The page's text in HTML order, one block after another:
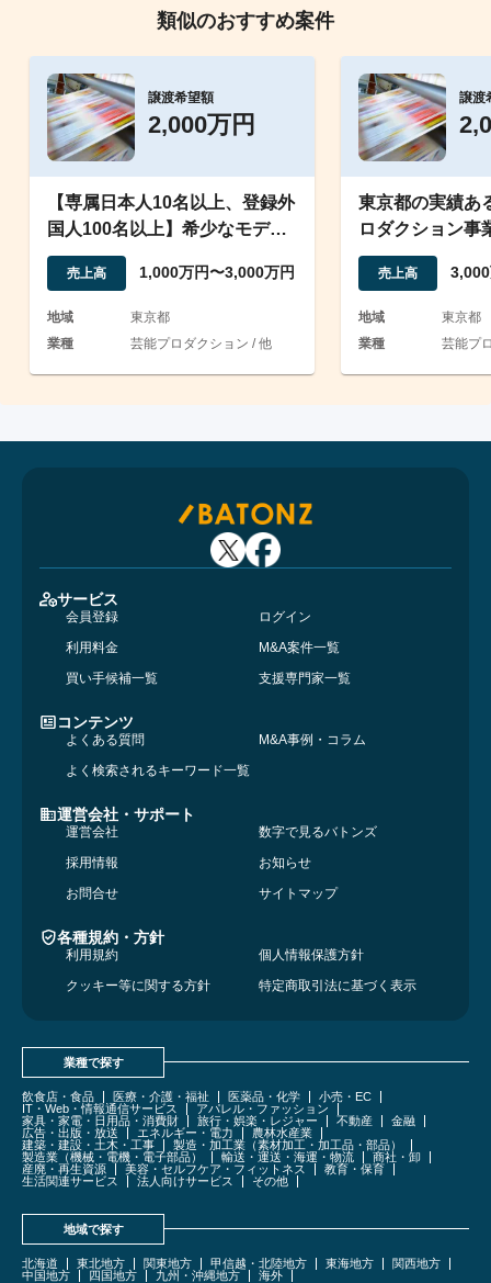
類似のおすすめ案件
譲渡希望額
2,000万円
【専属日本人10名以上、登録外
国人100名以上】希少なモデル
事務所の会社譲渡案件
売上高 1,000万円〜3,000万円
地域
東京都
業種
芸能プロダクション / 他
譲渡
東京都の実績あ
ロダクション事
売上高
地域
東京都
業種
芸能プ
サービス
会員登録
ログイン
利用料金
M&A案件一覧
買い手候補一覧
支援専門家一覧
コンテンツ
よくある質問
M&A事例・コラム
よく検索されるキーワード一覧
運営会社・サポート
運営会社
数字で見るバトンズ
採用情報
お知らせ
お問合せ
サイトマップ
各種規約・方針
利用規約
個人情報保護方針
クッキー等に関する方針
特定商取引法に基づく表示
業種で探す
飲食店・食品 医療・介護・福祉 医薬品・化学
小売・EC
IT・Web・情報通信サービス
アパレル・ファッション
家具・家電・日用品・消費財
旅行・娯楽・レジャー 不動産
金融
広告・出版・放送
エネルギー・電力
農林水産業
建築・建設・土木・工事
製造・加工業（素材加工・加工品・部品）
製造業（機械・電機・電子部品）
輸送・運送・海運・物流
商社・卸
産廃・再生資源
美容・セルフケア・フィットネス
教育・保育
生活関連サービス
法人向けサービス その他
地域で探す
北海道 東北地方 関東地方 甲信越・北陸地方 東海地方
関西地方
中国地方
四国地方 九州・沖縄地方 海外